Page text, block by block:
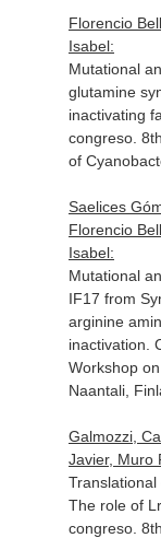
Florencio
Isabel:
Mutational
glutamine
inactivating
congreso.
of
Saelices
Florencio
Isabel:
Mutational
IF17 from
arginine
inactivation.
Workshop
Naantali,
Galmozzi,
Javier, Muro
Translational
The role of
congreso.